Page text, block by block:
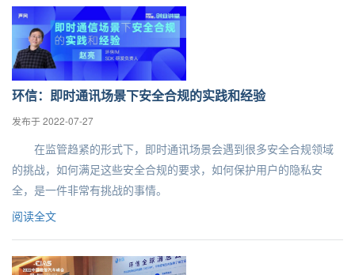
环信：即时通讯场景下安全合规的实践和经验
发布于 2022-07-27
在监管趋紧的形式下，即时通讯场景会遇到很多安全合规领域
的挑战，如何满足这些安全合规的要求，如何保护用户的隐私安
全，是一件非常有挑战的事情。
阅读全文